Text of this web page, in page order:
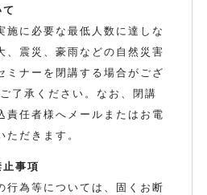
施に必要な最低人数に達しな
、震災、豪雨などの自然災害
ミナーを閉講する場合がござ
了承ください。なお、閉講
責任者様へメールまたはお電
ただきます。
事項
行為等については、固くお断